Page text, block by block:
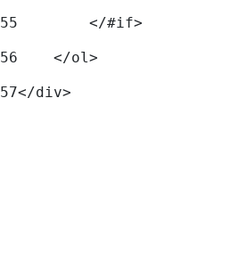
55
        </#if>
56
    </ol>
57</div>